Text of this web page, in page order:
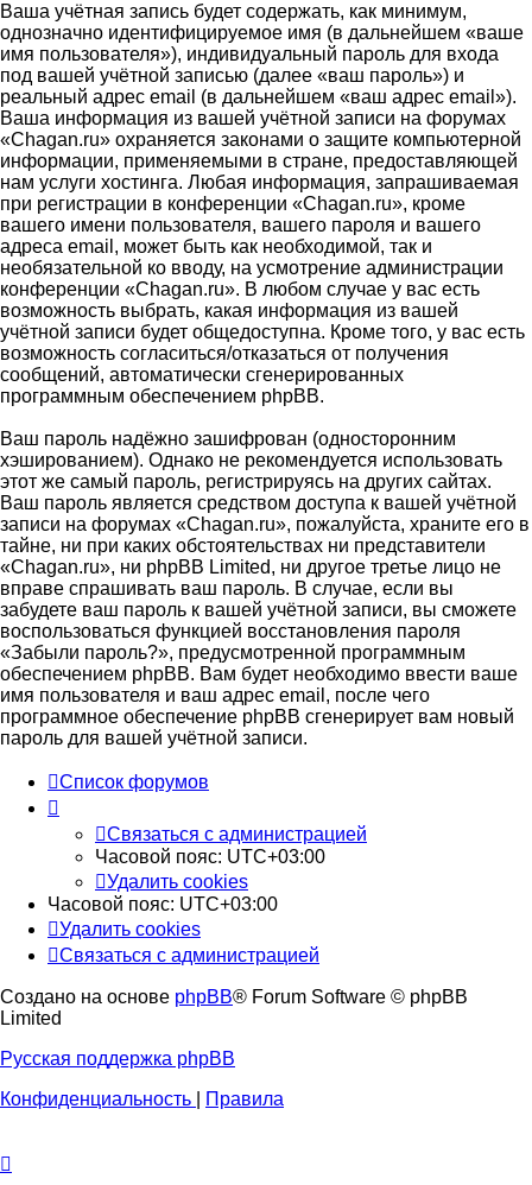
Ваша учётная запись будет содержать, как минимум,
однозначно идентифицируемое имя (в дальнейшем «ваше
имя пользователя»), индивидуальный пароль для входа
под вашей учётной записью (далее «ваш пароль») и
реальный адрес email (в дальнейшем «ваш адрес email»).
Ваша информация из вашей учётной записи на форумах
«Chagan.ru» охраняется законами о защите компьютерной
информации, применяемыми в стране, предоставляющей
нам услуги хостинга. Любая информация, запрашиваемая
при регистрации в конференции «Chagan.ru», кроме
вашего имени пользователя, вашего пароля и вашего
адреса email, может быть как необходимой, так и
необязательной ко вводу, на усмотрение администрации
конференции «Chagan.ru». В любом случае у вас есть
возможность выбрать, какая информация из вашей
учётной записи будет общедоступна. Кроме того, у вас есть
возможность согласиться/отказаться от получения
сообщений, автоматически сгенерированных
программным обеспечением phpBB.
Ваш пароль надёжно зашифрован (односторонним
хэшированием). Однако не рекомендуется использовать
этот же самый пароль, регистрируясь на других сайтах.
Ваш пароль является средством доступа к вашей учётной
записи на форумах «Chagan.ru», пожалуйста, храните его в
тайне, ни при каких обстоятельствах ни представители
«Chagan.ru», ни phpBB Limited, ни другое третье лицо не
вправе спрашивать ваш пароль. В случае, если вы
забудете ваш пароль к вашей учётной записи, вы сможете
воспользоваться функцией восстановления пароля
«Забыли пароль?», предусмотренной программным
обеспечением phpBB. Вам будет необходимо ввести ваше
имя пользователя и ваш адрес email, после чего
программное обеспечение phpBB сгенерирует вам новый
пароль для вашей учётной записи.
Список форумов
Связаться с администрацией
Часовой пояс: UTC+03:00
Удалить cookies
Часовой пояс: UTC+03:00
Удалить cookies
Связаться с администрацией
Создано на основе phpBB® Forum Software © phpBB
Limited
Русская поддержка phpBB
Конфиденциальность
Правила